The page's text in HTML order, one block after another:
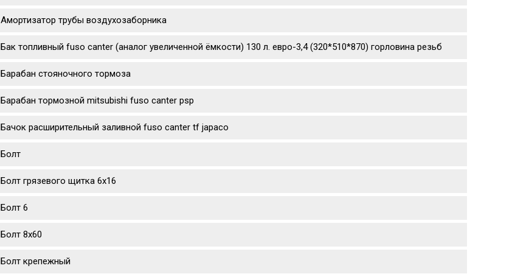
Амортизатор трубы воздухозаборника
Бак топливный fuso canter (аналог увеличенной ёмкости) 130 л. евро-3,4 (320*510*870) горловина резьб
Барабан стояночного тормоза
Барабан тормозной mitsubishi fuso canter psp
Бачок расширительный заливной fuso canter tf japaco
Болт
Болт грязевого щитка 6х16
Болт 6
Болт 8х60
Болт крепежный